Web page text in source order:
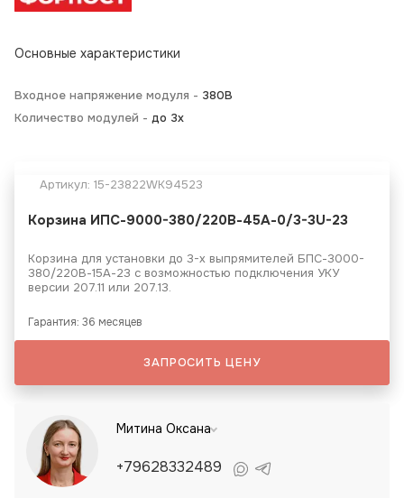
Основные характеристики
Входное напряжение модуля - 380В
Количество модулей - до 3х
Артикул: 15-23822WK94523
Корзина ИПС-9000-380/220В-45А-0/3-3U-23
Корзина для установки до 3-х выпрямителей БПС-3000-
380/220В-15А-23 с возможностью подключения УКУ
версии 207.11 или 207.13.
Гарантия: 36 месяцев
ЗАПРОСИТЬ ЦЕНУ
Митина Оксана
+79628332489